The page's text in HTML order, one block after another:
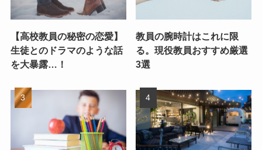
【高校教員の秘密の恋愛】
生徒とのドラマのような話
を大暴露…！
教員の腕時計はこれに限
る。現役教員おすすめ厳選
3選